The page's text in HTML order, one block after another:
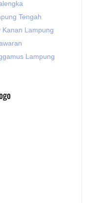
Tengah
Kanan Lampung
Lampung